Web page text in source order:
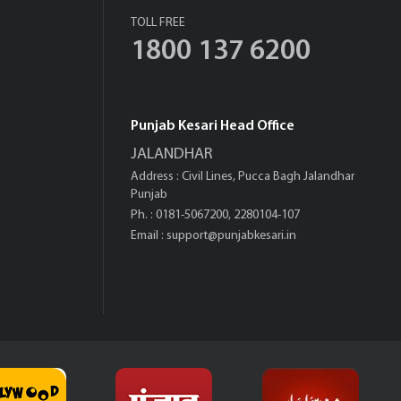
TOLL FREE
1800 137 6200
Punjab Kesari Head Office
JALANDHAR
Address : Civil Lines, Pucca Bagh Jalandhar
Punjab
Ph. : 0181-5067200, 2280104-107
Email : support@punjabkesari.in